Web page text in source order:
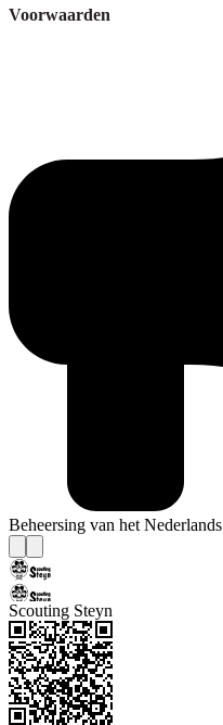
Voorwaarden
Beheersing van het Nederlands
Scouting Steyn